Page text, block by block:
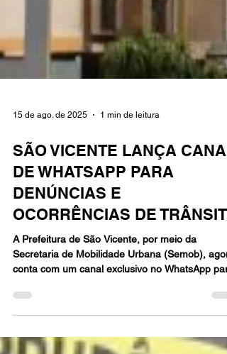
15 de ago. de 2025 1 min de leitura
SÃO VICENTE LANÇA CANAL
DE WHATSAPP PARA
OCORRÊNCIAS DE
A Prefeitura de São Vicente, por meio da
o recebimento de denúncias e ocorrências
5542, os cidadãos poderão informar, por